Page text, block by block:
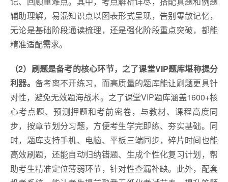
辅助理解，易混知识点以图表形式呈现，告别零散记忆，
无论是基础阶段通读梳理，还是强化阶段重点突破，都能
精准适配需求。
（2） 刷题是备考的核心环节，之了课堂VIP题库堪称提分
利器。 备考离不开练习，而高质量的题库能让刷题更具针
对性，避免无效题海战术。之了课堂VIP题库涵盖1600+核
心考点题、预测押题和考前密卷，与教材、课程高度同
步，按章节划分习题，方便考生学完即练、夯实基础。同
时，题库支持手机、电脑、平板三端同步，碎片时间也能
高效刷题，还能自动归纳错题、生成个性化复习计划，帮
助考生精准定位薄弱环节，针对性查漏补缺。此外，配套